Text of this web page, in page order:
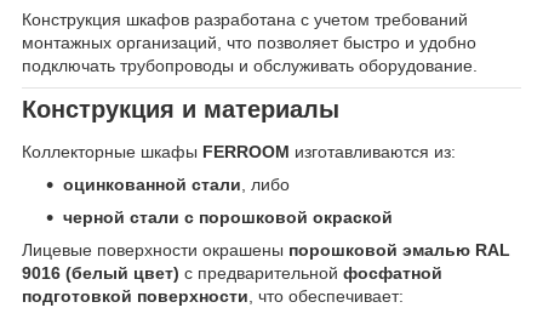
Конструкция шкафов разработана с учетом требований
монтажных организаций, что позволяет быстро и удобно
подключать трубопроводы и обслуживать оборудование.
Конструкция и материалы
Коллекторные шкафы FERROOM изготавливаются из:
оцинкованной стали, либо
черной стали с порошковой окраской
Лицевые поверхности окрашены порошковой эмалью RAL
9016 (белый цвет) с предварительной фосфатной
подготовкой поверхности, что обеспечивает: